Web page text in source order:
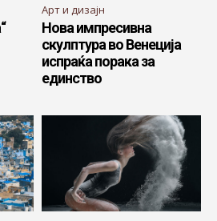
Арт и дизајн
Нова импресивна
скулптура во Венеција
испраќа порака за
единство